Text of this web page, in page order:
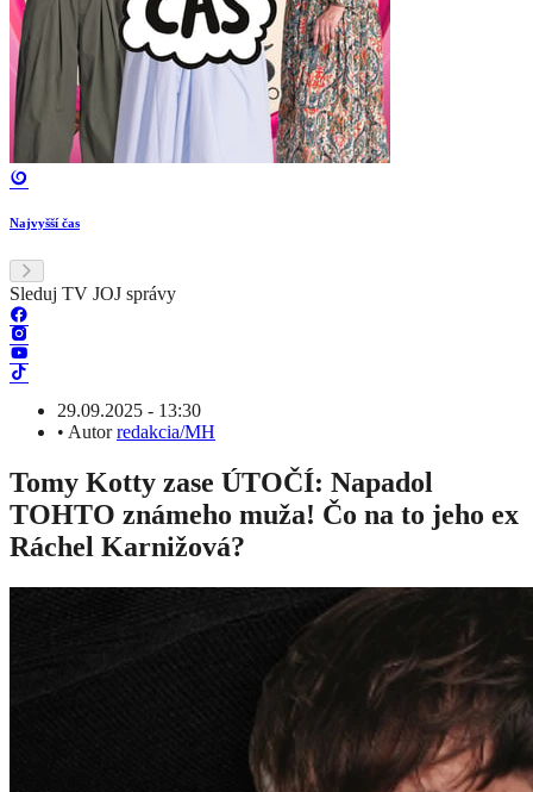
Najvyšší čas
Sleduj TV JOJ správy
29.09.2025 - 13:30
• Autorredakcia/MH
Tomy Kotty zase ÚTOČÍ: Napadol
TOHTO známeho muža! Čo na to jeho ex
Ráchel Karnižová?